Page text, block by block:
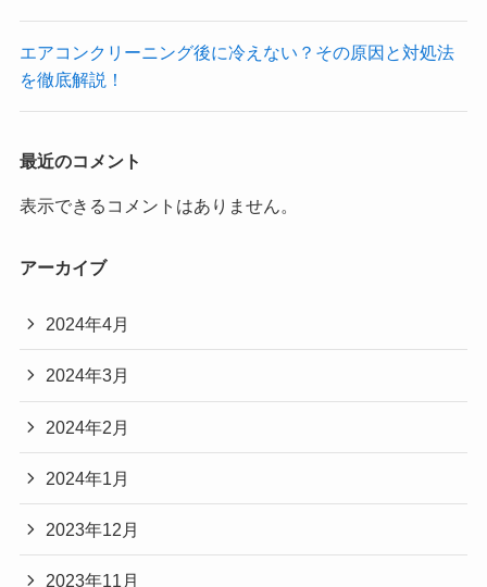
エアコンクリーニング後に冷えない？その原因と対処法
を徹底解説！
最近のコメント
表示できるコメントはありません。
アーカイブ
2024年4月
2024年3月
2024年2月
2024年1月
2023年12月
2023年11月